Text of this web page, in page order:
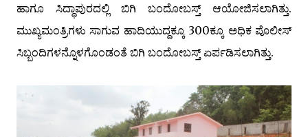
ಹಾಗೂ ಸಿದ್ಧಾಪುರದಲ್ಲಿ ಬಿಗಿ ಬಂದೋಬಸ್ತ್ ಆಯೋಜಿಸಲಾಗಿತ್ತು.
ಮುಖ್ಯಮಂತ್ರಿಗಳು ಸಾಗುವ ಹಾದಿಯುದ್ದಕ್ಕೂ 300ಕ್ಕೂ ಅಧಿಕ ಪೊಲೀಸ್
ಸಿಬ್ಬಂದಿಗಳನ್ನೊಳಗೊಂಡಂತೆ ಬಿಗಿ ಬಂದೋಬಸ್ತ್ ಏರ್ಪಡಿಸಲಾಗಿತ್ತು.